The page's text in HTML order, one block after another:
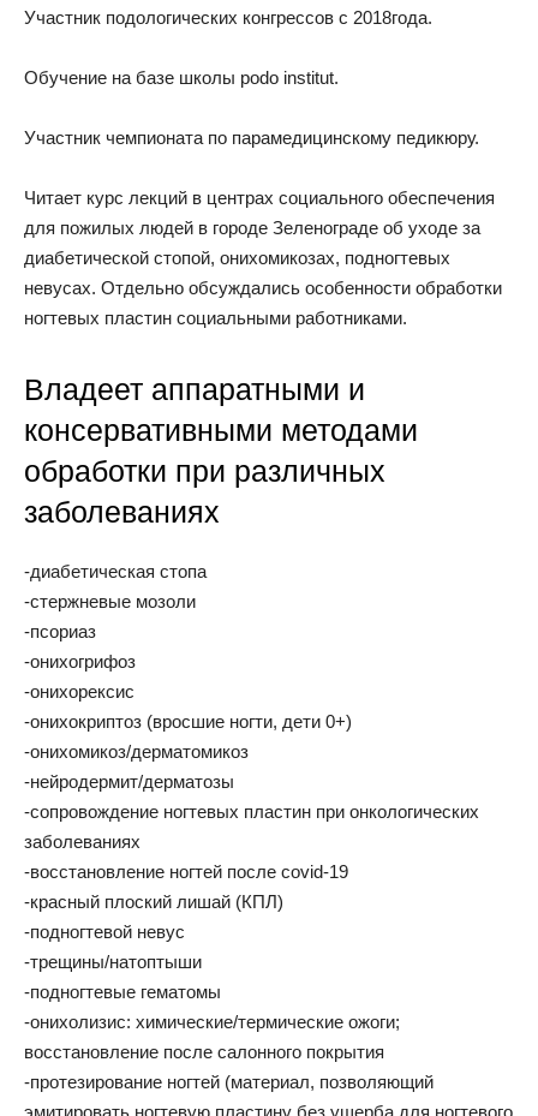
Участник подологических конгрессов с 2018года.
Обучение на базе школы podo institut.
Участник чемпионата по парамедицинскому педикюру.
Читает курс лекций в центрах социального обеспечения
для пожилых людей в городе Зеленограде об уходе за
диабетической стопой, онихомикозах, подногтевых
невусах. Отдельно обсуждались особенности обработки
ногтевых пластин социальными работниками.
Владеет аппаратными и
консервативными методами
обработки при различных
заболеваниях
-диабетическая стопа
-стержневые мозоли
-псориаз
-онихогрифоз
-онихорексис
-онихокриптоз (вросшие ногти, дети 0+)
-онихомикоз/дерматомикоз
-нейродермит/дерматозы
-сопровождение ногтевых пластин при онкологических
заболеваниях
-восстановление ногтей после covid-19
-красный плоский лишай (КПЛ)
-подногтевой невус
-трещины/натоптыши
-подногтевые гематомы
-онихолизис: химические/термические ожоги;
восстановление после салонного покрытия
-протезирование ногтей (материал, позволяющий